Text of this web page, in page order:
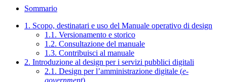
Sommario
1. Scopo, destinatari e uso del Manuale operativo di design
1.1. Versionamento e storico
1.2. Consultazione del manuale
1.3. Contribuisci al manuale
2. Introduzione al design per i servizi pubblici digitali
2.1. Design per l’amministrazione digitale (e-
government)